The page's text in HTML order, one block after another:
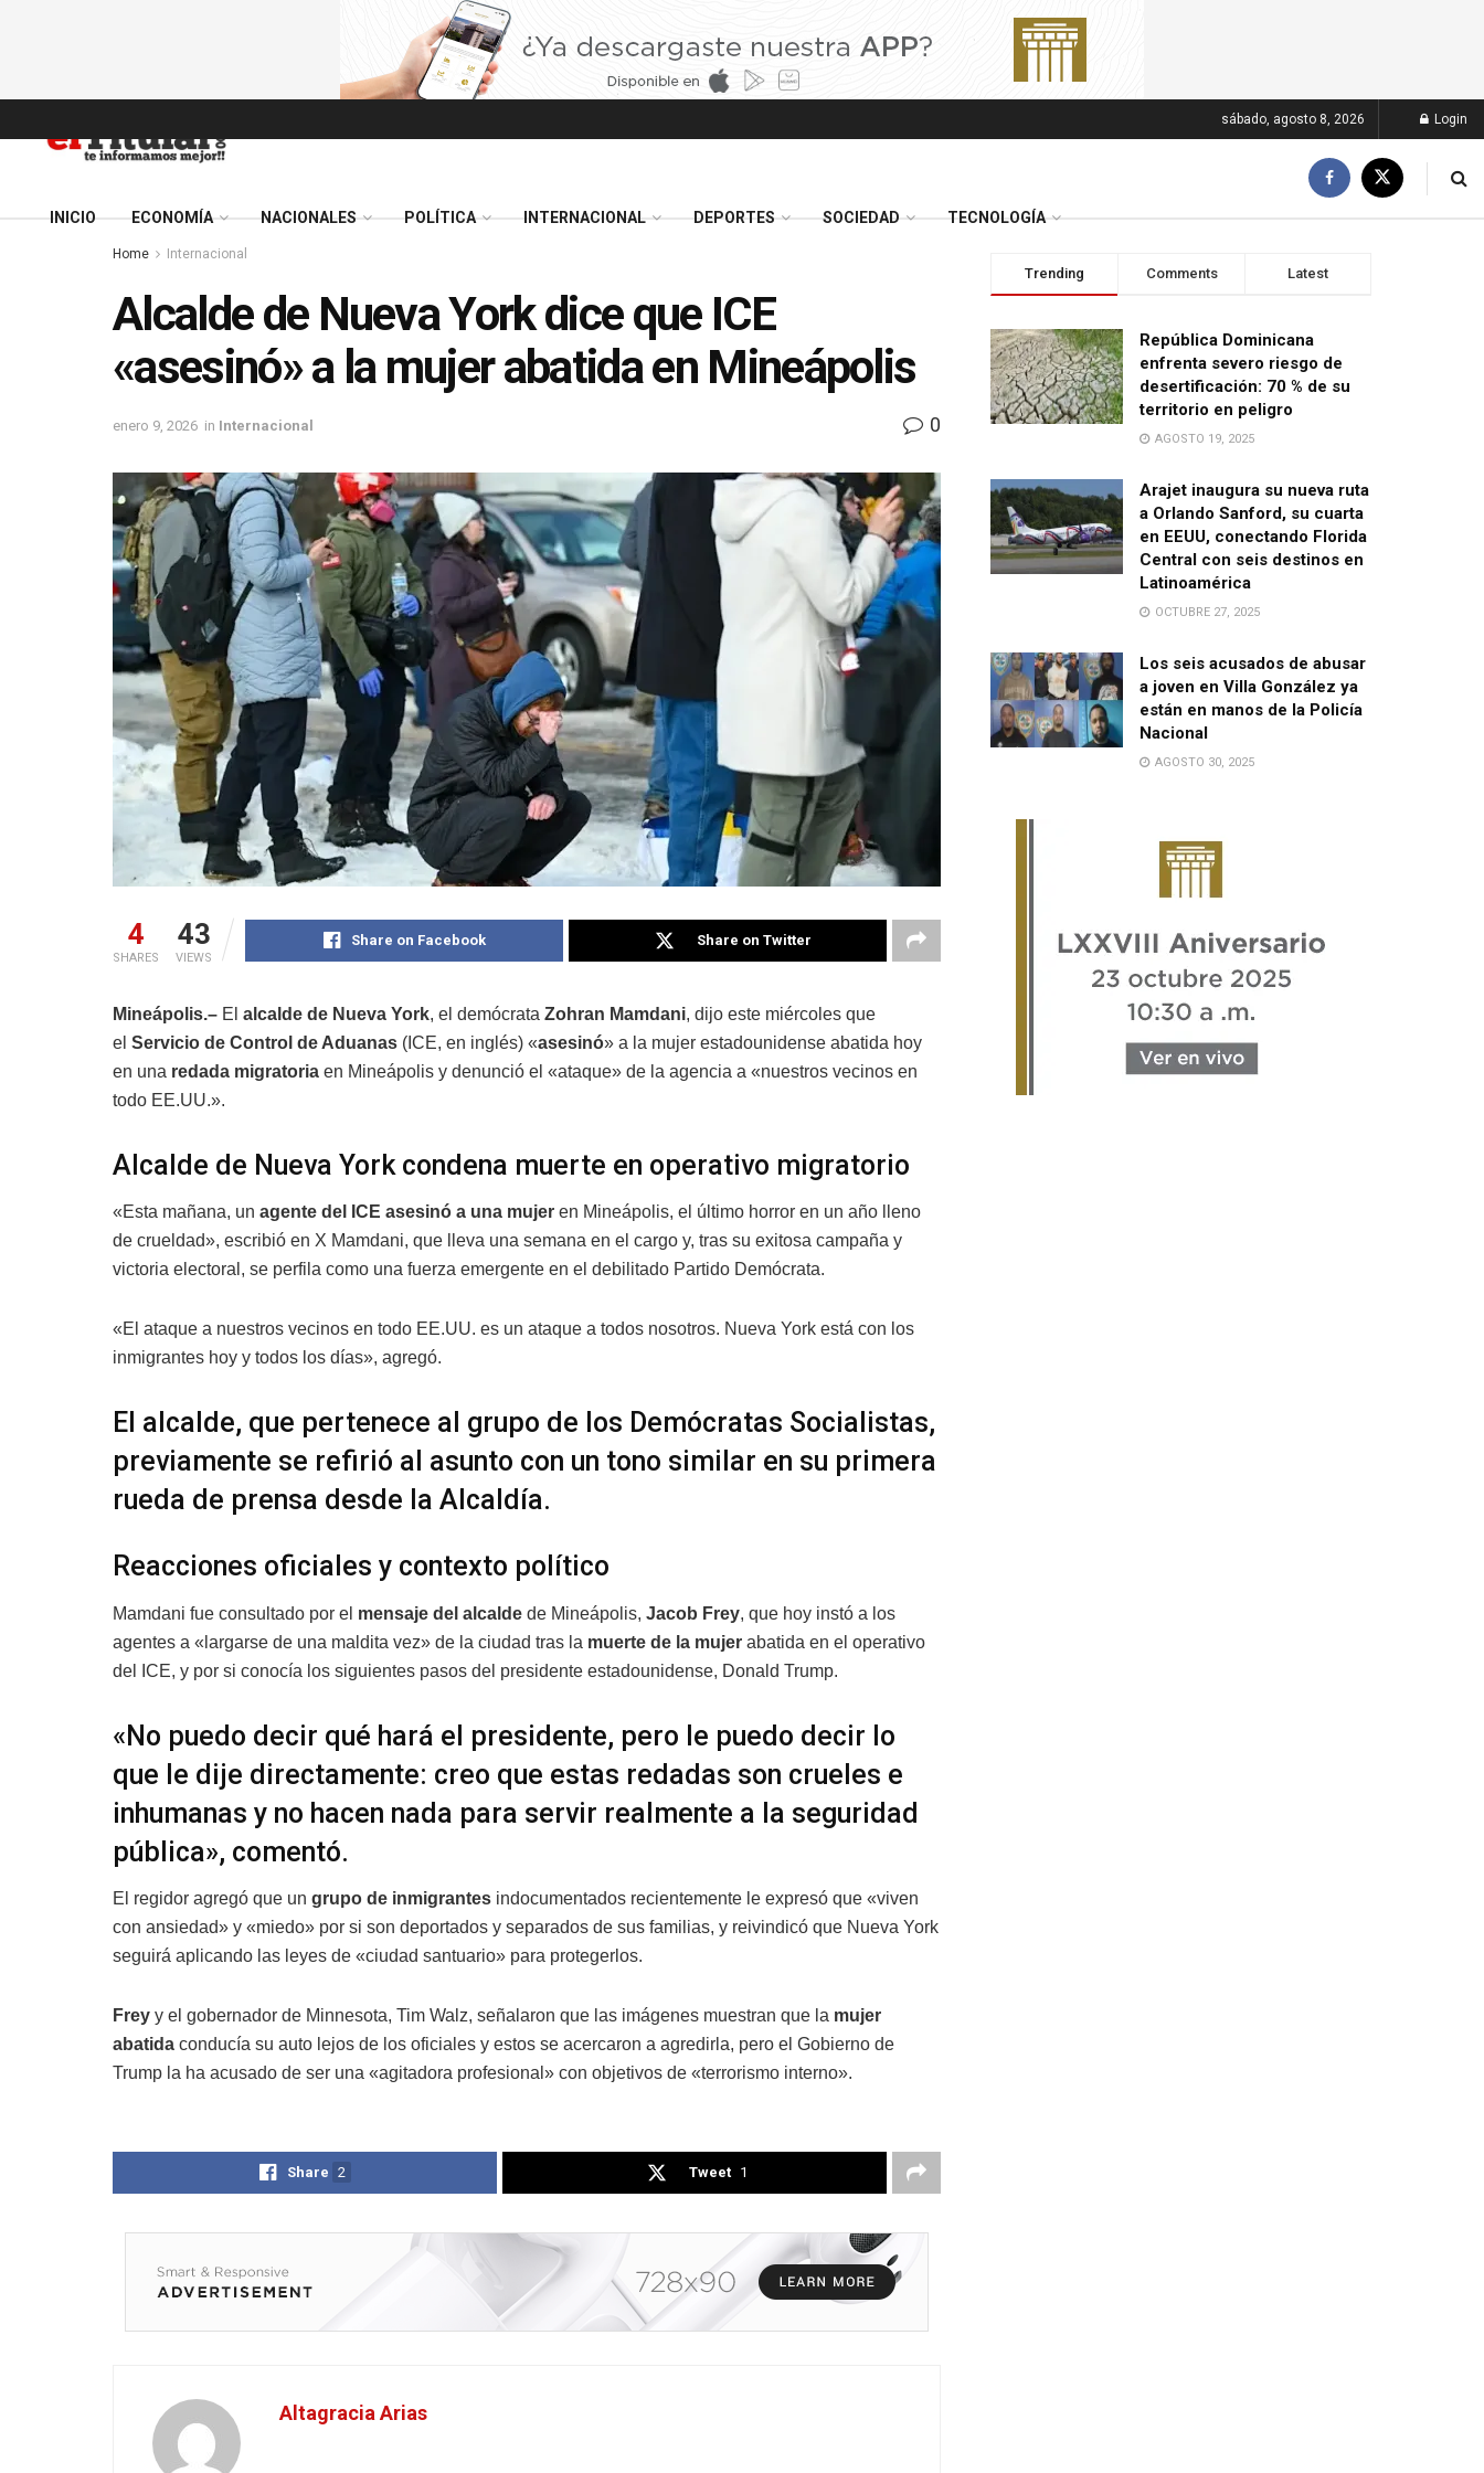
sábado, agosto 8, 2026 Login
INICIO ECONOMÍA NACIONALES POLÍTICA INTERNACIONAL DEPORTES SOCIEDAD TECNOLOGÍA
Home Internacional
Alcalde de Nueva York dice que ICE
«asesinó» a la mujer abatida en Mineápolis
enero 9, 2026 in Internacional 0
4
SHARES
43
VIEWS
Share on Facebook Share on Twitter
Mineápolis.– El alcalde de Nueva York, el demócrata Zohran Mamdani, dijo este miércoles que
el Servicio de Control de Aduanas (ICE, en inglés) «asesinó» a la mujer estadounidense abatida hoy
en una redada migratoria en Mineápolis y denunció el «ataque» de la agencia a «nuestros vecinos en
todo EE.UU.».
Alcalde de Nueva York condena muerte en operativo migratorio
«Esta mañana, un agente del ICE asesinó a una mujer en Mineápolis, el último horror en un año lleno
de crueldad», escribió en X Mamdani, que lleva una semana en el cargo y, tras su exitosa campaña y
victoria electoral, se perfila como una fuerza emergente en el debilitado Partido Demócrata.
«El ataque a nuestros vecinos en todo EE.UU. es un ataque a todos nosotros. Nueva York está con los
inmigrantes hoy y todos los días», agregó.
El alcalde, que pertenece al grupo de los Demócratas Socialistas,
previamente se refirió al asunto con un tono similar en su primera
rueda de prensa desde la Alcaldía.
Reacciones oficiales y contexto político
Mamdani fue consultado por el mensaje del alcalde de Mineápolis, Jacob Frey, que hoy instó a los
agentes a «largarse de una maldita vez» de la ciudad tras la muerte de la mujer abatida en el operativo
del ICE, y por si conocía los siguientes pasos del presidente estadounidense, Donald Trump.
«No puedo decir qué hará el presidente, pero le puedo decir lo
que le dije directamente: creo que estas redadas son crueles e
inhumanas y no hacen nada para servir realmente a la seguridad
pública», comentó.
El regidor agregó que un grupo de inmigrantes indocumentados recientemente le expresó que «viven
con ansiedad» y «miedo» por si son deportados y separados de sus familias, y reivindicó que Nueva York
seguirá aplicando las leyes de «ciudad santuario» para protegerlos.
Frey y el gobernador de Minnesota, Tim Walz, señalaron que las imágenes muestran que la mujer
abatida conducía su auto lejos de los oficiales y estos se acercaron a agredirla, pero el Gobierno de
Trump la ha acusado de ser una «agitadora profesional» con objetivos de «terrorismo interno».
Share 2 Tweet 1
Altagracia Arias
Trending Comments Latest
República Dominicana
enfrenta severo riesgo de
desertificación: 70 % de su
territorio en peligro
AGOSTO 19, 2025
Arajet inaugura su nueva ruta
a Orlando Sanford, su cuarta
en EEUU, conectando Florida
Central con seis destinos en
Latinoamérica
OCTUBRE 27, 2025
Los seis acusados de abusar
a joven en Villa González ya
están en manos de la Policía
Nacional
AGOSTO 30, 2025